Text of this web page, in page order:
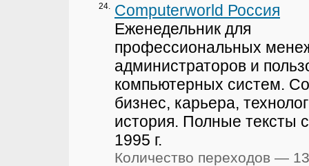
24.
Computerworld Россия
Еженедельник для
профессиональных
администраторов и
компьютерных систем.
бизнес, карьера,
история. Полные тексты
1995 г.
Количество переходов —